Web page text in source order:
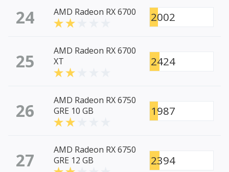
24 AMD Radeon RX 6700 2002
25
AMD Radeon RX 6700
XT
2424
26
AMD Radeon RX 6750
GRE 10 GB
1987
27
AMD Radeon RX 6750
GRE 12 GB
2394